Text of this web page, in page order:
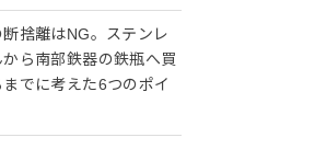
断捨離はNG。ステンレ
から南部鉄器の鉄瓶へ買
でに考えた6つのポイ